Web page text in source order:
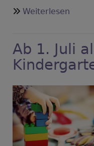
Weiterlesen
Ab 1. Juli